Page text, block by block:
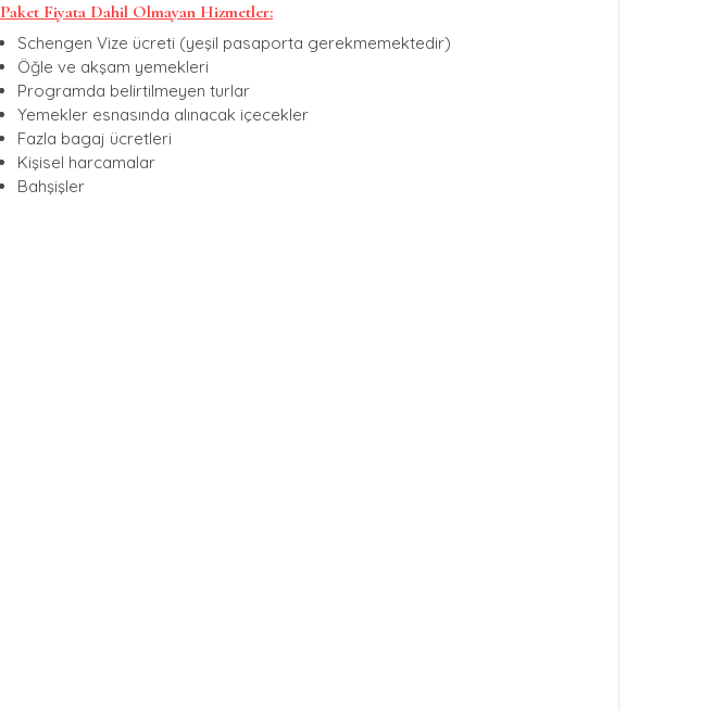
Paket Fiyata Dahil Olmayan Hizmetler:
Schengen Vize ücreti (yeşil pasaporta gerekmemektedir)
Öğle ve akşam yemekleri
Programda belirtilmeyen turlar
Yemekler esnasında alınacak içecekler
Fazla bagaj ücretleri
Kişisel harcamalar
Bahşişler